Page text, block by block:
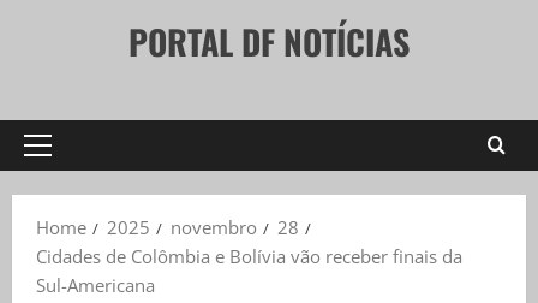
PORTAL DF NOTÍCIAS
Primary
Home
2025 novembro
28
Cidades de Colômbia e Bolívia vão receber finais da
Sul-Americana